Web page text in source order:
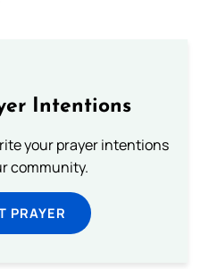
Intentions
your prayer intentions
community.
PRAYER